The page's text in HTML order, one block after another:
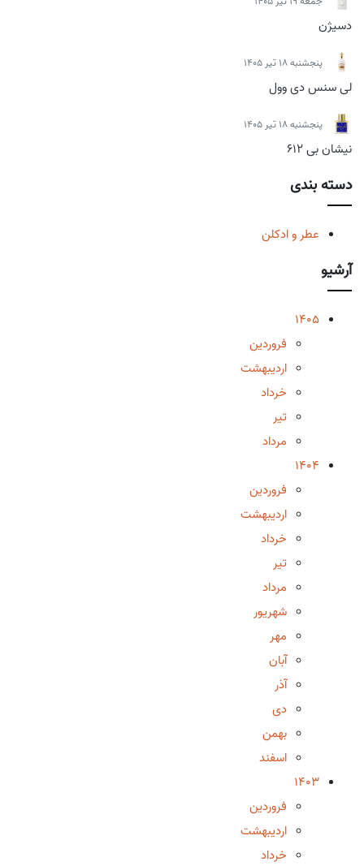
دسیژن
پنجشنبه 18 تیر 1405
لی سنس دی وول
پنجشنبه 18 تیر 1405
نیشان بی 612
دسته بندی
عطر و ادکلن
آرشیو
1405
فروردین
اردیبهشت
خرداد
تیر
مرداد
1404
فروردین
اردیبهشت
خرداد
تیر
مرداد
شهریور
مهر
آبان
آذر
دی
بهمن
اسفند
1403
فروردین
اردیبهشت
خرداد